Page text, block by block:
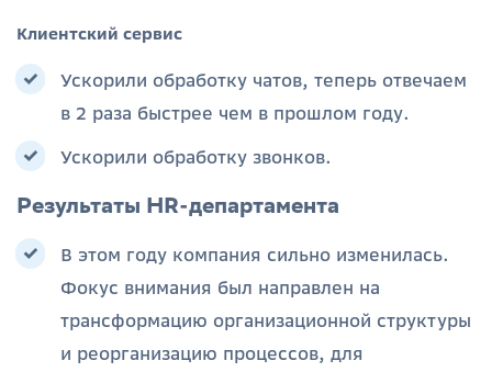
Клиентский сервис
Ускорили обработку чатов, теперь отвечаем
в 2 раза быстрее чем в прошлом году.
Ускорили обработку звонков.
Результаты HR-департамента
В этом году компания сильно изменилась.
Фокус внимания был направлен на
трансформацию организационной структуры
и реорганизацию процессов, для